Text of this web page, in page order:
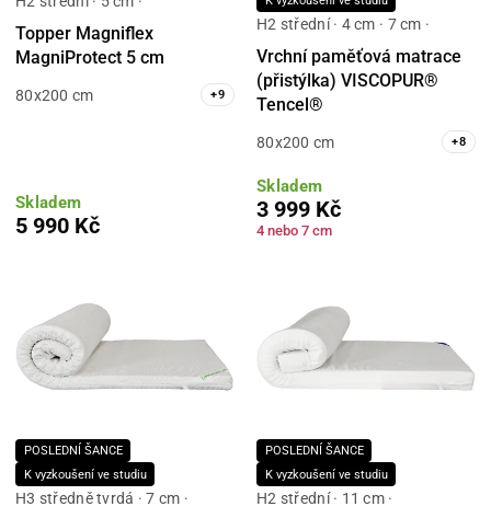
Topper Magniflex
MagniProtect 5 cm
80x200 cm +9
Skladem
5 990 Kč
H2 střední · 4 cm · 7 cm ·
Vrchní paměťová matrace
(přistýlka) VISCOPUR®
Tencel®
80x200 cm +8
Skladem
3 999 Kč
4 nebo 7 cm
POSLEDNÍ ŠANCE
K vyzkoušení ve studiu
H3 středně tvrdá · 7 cm ·
POSLEDNÍ ŠANCE
K vyzkoušení ve studiu
H2 střední · 11 cm ·